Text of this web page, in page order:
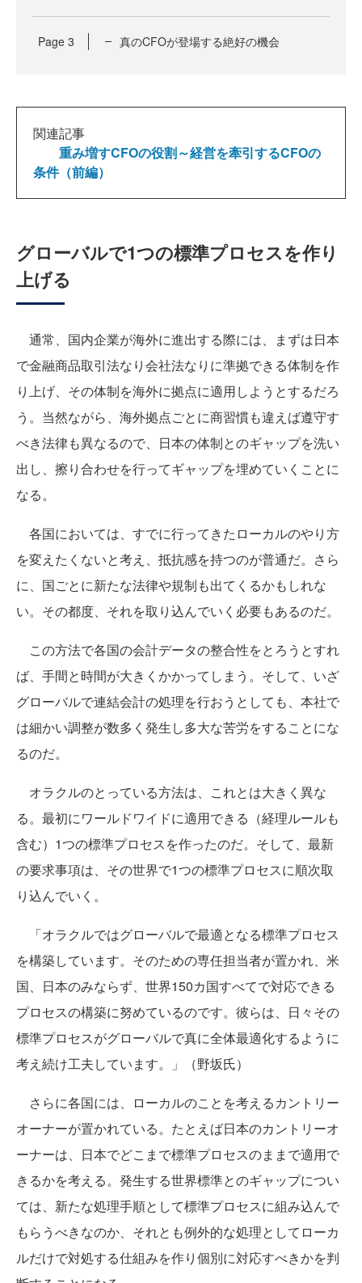
Page 3 真のCFOが登場する絶好の機会
関連記事
重み増すCFOの役割～経営を牽引するCFOの
条件（前編）
グローバルで1つの標準プロセスを作り
上げる
通常、国内企業が海外に進出する際には、まずは日本
で金融商品取引法なり会社法なりに準拠できる体制を作
り上げ、その体制を海外に拠点に適用しようとするだろ
う。当然ながら、海外拠点ごとに商習慣も違えば遵守す
べき法律も異なるので、日本の体制とのギャップを洗い
出し、擦り合わせを行ってギャップを埋めていくことに
なる。
各国においては、すでに行ってきたローカルのやり方
を変えたくないと考え、抵抗感を持つのが普通だ。さら
に、国ごとに新たな法律や規制も出てくるかもしれな
い。その都度、それを取り込んでいく必要もあるのだ。
この方法で各国の会計データの整合性をとろうとすれ
ば、手間と時間が大きくかかってしまう。そして、いざ
グローバルで連結会計の処理を行おうとしても、本社で
は細かい調整が数多く発生し多大な苦労をすることにな
るのだ。
オラクルのとっている方法は、これとは大きく異な
る。最初にワールドワイドに適用できる（経理ルールも
含む）1つの標準プロセスを作ったのだ。そして、最新
の要求事項は、その世界で1つの標準プロセスに順次取
り込んでいく。
「オラクルではグローバルで最適となる標準プロセス
を構築しています。そのための専任担当者が置かれ、米
国、日本のみならず、世界150カ国すべてで対応できる
プロセスの構築に努めているのです。彼らは、日々その
標準プロセスがグローバルで真に全体最適化するように
考え続け工夫しています。」（野坂氏）
さらに各国には、ローカルのことを考えるカントリー
オーナーが置かれている。たとえば日本のカントリーオ
ーナーは、日本でどこまで標準プロセスのままで適用で
きるかを考える。発生する世界標準とのギャップについ
ては、新たな処理手順として標準プロセスに組み込んで
もらうべきなのか、それとも例外的な処理としてローカ
ルだけで対処する仕組みを作り個別に対応すべきかを判